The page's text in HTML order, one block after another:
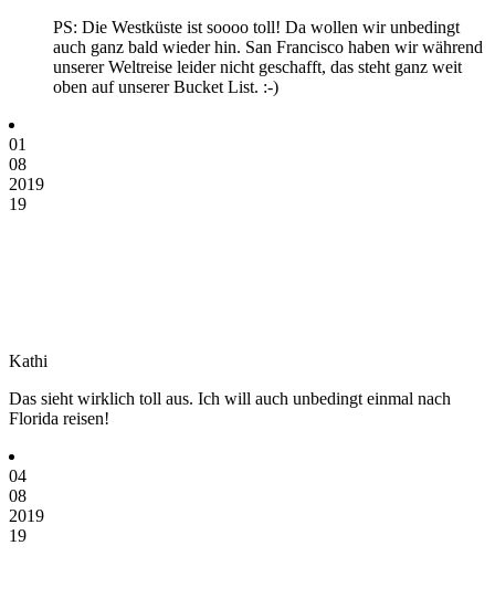
PS: Die Westküste ist soooo toll! Da wollen wir unbedingt
auch ganz bald wieder hin. San Francisco haben wir während
unserer Weltreise leider nicht geschafft, das steht ganz weit
oben auf unserer Bucket List. :-)
01
08
2019
19
Kathi
Das sieht wirklich toll aus. Ich will auch unbedingt einmal nach
Florida reisen!
04
08
2019
19